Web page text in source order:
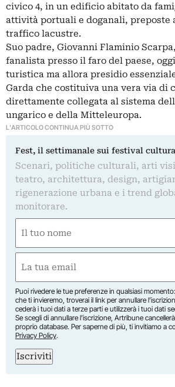
civico 4, in un edificio abitato da
attività portuali e doganali, preposte
traffico lacustre.
Suo padre, Giovanni Flaminio
fanalista presso il faro del paese,
turistica ma allora presidio
Garda che costituiva una vera via di
direttamente collegata al sistema
ungarico e della Mitteleuropa.
L'ARTICOLO CONTINUA PIÙ SOTTO
Fest, il settimanale sui festival
Scenari, politiche culturali, arti
teatro, architettura, design,
rigenerazione urbana e i trend
monitorare.
(Obbligatorio)
Nome
(Obbligatorio)
Puoi rivedere le tue preferenze in qualsiasi
che ti invieremo, troverai il link per annullare
cederà i tuoi dati a terze parti e utilizzerà i tuoi dati
Se scegli di annullare l’iscrizione, Artribune
proprio database. Per saperne di più, ti invitiamo a
Privacy Policy.
Iscriviti